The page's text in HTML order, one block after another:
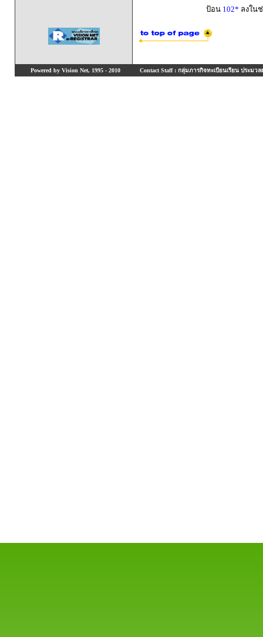
ป้อน 102* ลงใน
Powered by Vision Net, 1995 - 2010 Contact Staff : กลุ่มภารกิจทะเบียนเรียน ประมวล